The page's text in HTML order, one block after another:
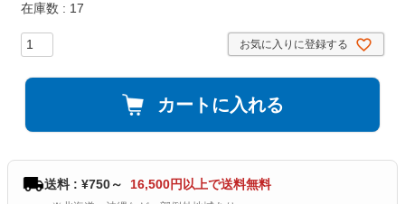
在庫数
17
お気に入りに登録する
カートに入れる
送料 : ¥750～ 16,500円以上で送料無料